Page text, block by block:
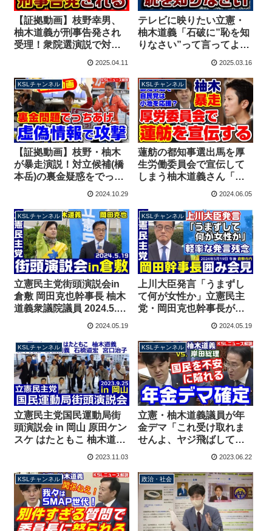
【証拠動画】枝野幸男、
柚木道義が刑事告発され
受理！衆院選演説で対立
候補の虚偽情報公表か？
マスコミが報じない衝撃
の内容【KSLチャンネ
ル】マガジン241号
2025.04.11
テレビに映りたい立憲・
柚木道義「石破に”恥を知
りなさい”って言ってよ」
三原じゅん子大臣に執拗
に迫るも大失敗【KSLチ
ャンネル】
2025.03.16
KSLチャンネル
【証拠動画】枝野・柚木
が暴走演説！対立候補(橋
本岳)の裏金疑惑をでっち
あげ、セレブ大名行列を
流布【KSLチャンネル】
2024.10.29
KSLチャンネル
蓮舫の都知事選出馬を厚
生労働委員会で宣伝して
しまう柚木道義さん「自
民は小池都知事を応援す
明してない」
2024.06.05
KSLチャンネル
立憲民主党街頭演説会in
倉敷 岡田克也幹事長 柚木
道義衆議院議員 2024.5.19
イオンモール倉敷
2024.05.19
KSLチャンネル
上川大臣発言「うまずし
て何が女性か」立憲民主
党・岡田克也幹事長がコ
メント「大臣として軽率
市内での囲み会見 2024年
5月19日
2024.05.19
KSLチャンネル
立憲民主党国民運動局街
頭演説会 in 岡山 原田ケン
スケ はたともこ 柚木道義
森本真治 野田国義 石橋道
日
2023.11.03
KSLチャンネル
立憲・柚木道義議員が年
金デマ「これ受け取れま
せんよ、ヤジ飛ばしてる
与党は責任取れるのか」
与えないで」
2023.06.22
KSLチャンネル 政治・社会